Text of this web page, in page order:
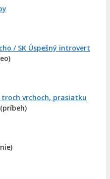
/ SK Úspešný introvert
vrchoch, prasiatku
(príbeh)